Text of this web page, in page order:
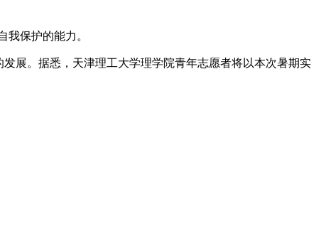
保护的能力。
展。据悉，天津理工大学理学院青年志愿者将以本次暑期实